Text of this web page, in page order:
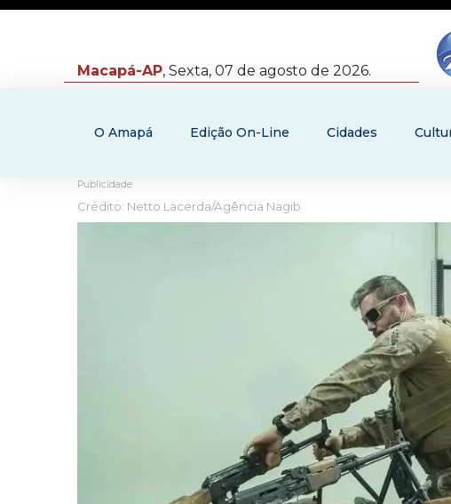
Macapá-AP, Sexta, 07 de agosto de 2026.
O Amapá Edição On-Line Cidades
Publicidade
Crédito: Netto Lacerda/Agência Nagib